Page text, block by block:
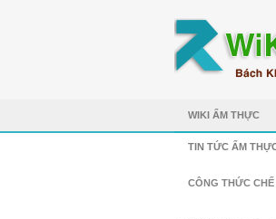
WIKI ẨM THỰC
TIN TỨC ẨM
CÔNG THỨC CHẾ